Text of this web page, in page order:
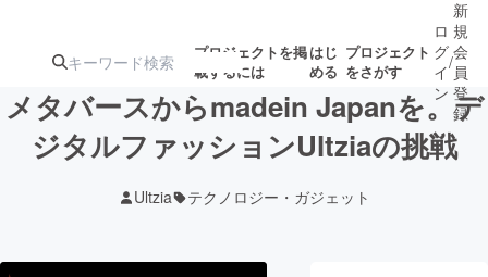
プロジェクトを掲
載するには
はじ
める
プロジェクト
をさがす
ターン
ジェクト
ロジェクト
ロ
グ
イ
ン
/
新
規
会
員
登
録
メタバースからmadein Japanを。デ
ジタルファッションUltziaの挑戦
Ultzia テクノロジー・ガジェット